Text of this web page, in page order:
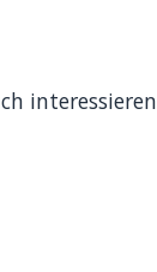
interessieren